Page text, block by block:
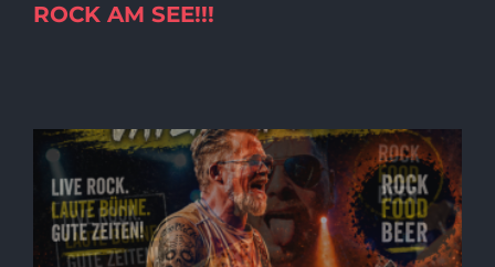
ROCK AM SEE!!!